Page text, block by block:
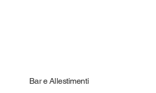
Bar e Allestimenti